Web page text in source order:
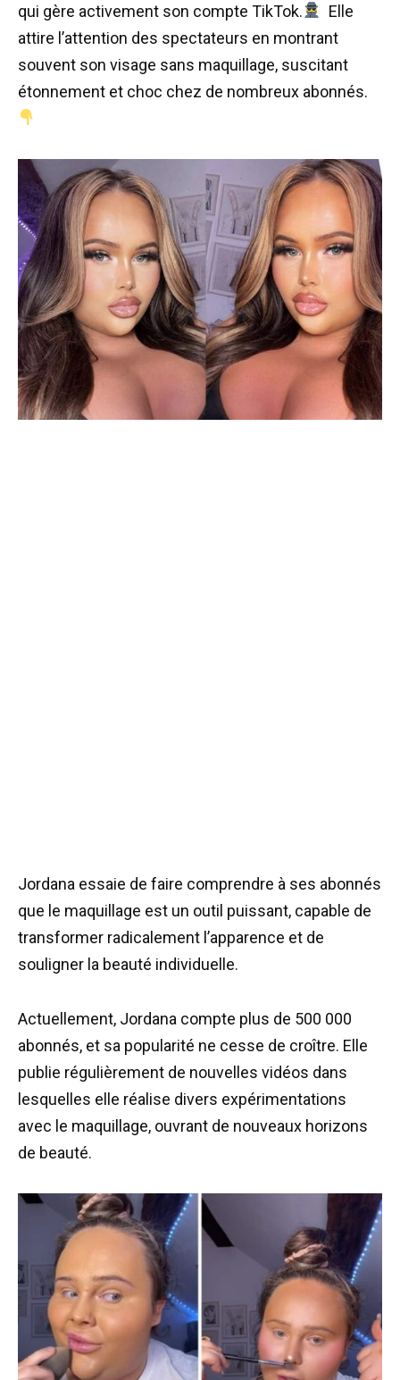
qui gère activement son compte TikTok.
Elle
attire l’attention des spectateurs en montrant
souvent son visage sans maquillage, suscitant
étonnement et choc chez de nombreux abonnés.
Jordana essaie de faire comprendre à ses abonnés
que le maquillage est un outil puissant, capable de
transformer radicalement l’apparence et de
souligner la beauté individuelle.
Actuellement, Jordana compte plus de 500 000
abonnés, et sa popularité ne cesse de croître. Elle
publie régulièrement de nouvelles vidéos dans
lesquelles elle réalise divers expérimentations
avec le maquillage, ouvrant de nouveaux horizons
de beauté.